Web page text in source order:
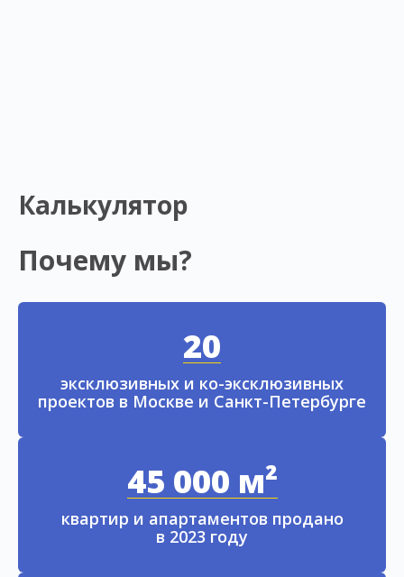
Калькулятор
Почему мы?
20
эксклюзивных и ко-эксклюзивных
проектов в Москве и Санкт-Петербурге
45 000 м²
квартир и апартаментов продано
в 2023 году